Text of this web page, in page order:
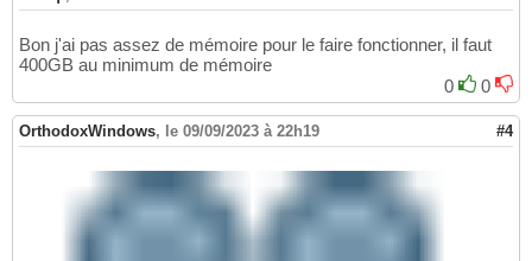
Bon j'ai pas assez de mémoire pour le faire fonctionner, il faut
400GB au minimum de mémoire
0
0
OrthodoxWindows, le 09/09/2023 à 22h19 #4